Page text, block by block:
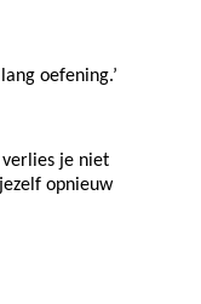
oefening.’
je niet
opnieuw